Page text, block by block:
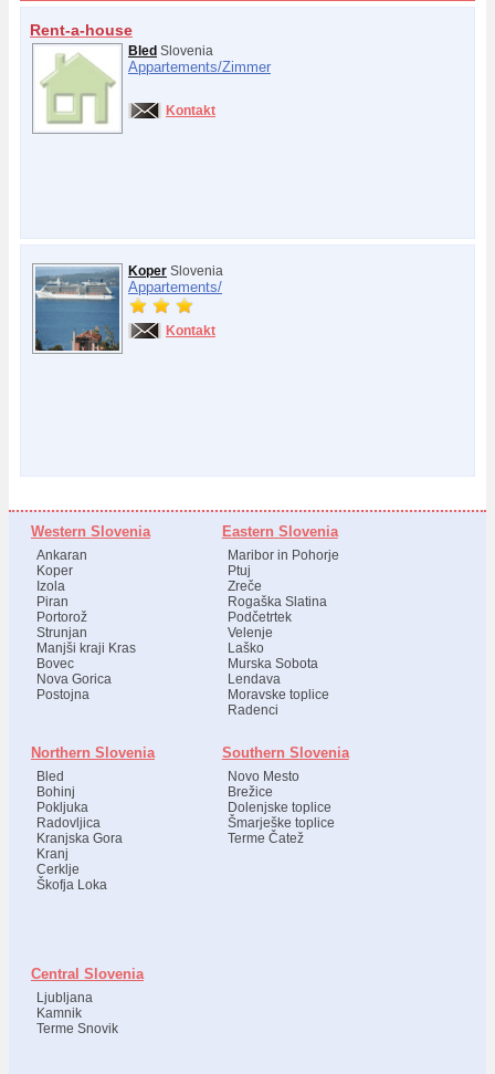
Rent-a-house
Bled Slovenia
Appartements/Zimmer
Kontakt
Koper Slovenia
Appartements/
Kontakt
Western Slovenia
Ankaran
Koper
Izola
Piran
Portorož
Strunjan
Manjši kraji Kras
Bovec
Nova Gorica
Postojna
Eastern Slovenia
Maribor in Pohorje
Ptuj
Zreče
Rogaška Slatina
Podčetrtek
Velenje
Laško
Murska Sobota
Lendava
Moravske toplice
Radenci
Northern Slovenia
Bled
Bohinj
Pokljuka
Radovljica
Kranjska Gora
Kranj
Cerklje
Škofja Loka
Southern Slovenia
Novo Mesto
Brežice
Dolenjske toplice
Šmarješke toplice
Terme Čatež
Central Slovenia
Ljubljana
Kamnik
Terme Snovik